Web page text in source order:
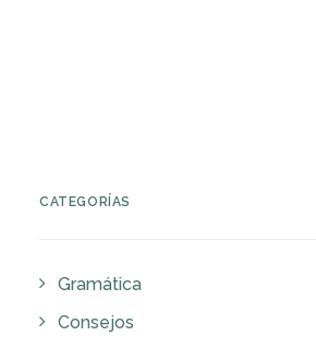
CATEGORÍAS
Gramática
Consejos